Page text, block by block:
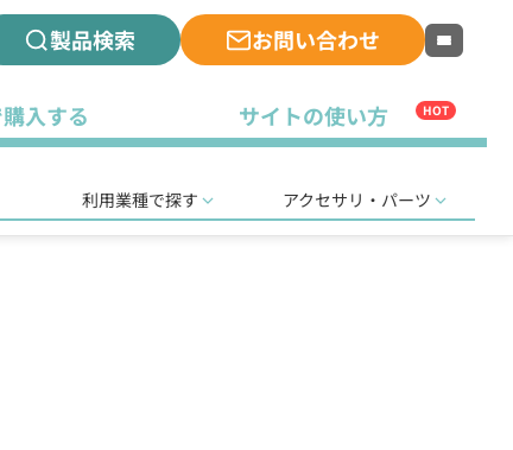
製品検索 お問い合わせ
入する サイトの使い方 HOT
利用業種で探す アクセサリ・パーツ